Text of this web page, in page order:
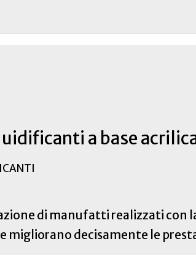
a base
di manufatti realizzati
migliorano decisamente le